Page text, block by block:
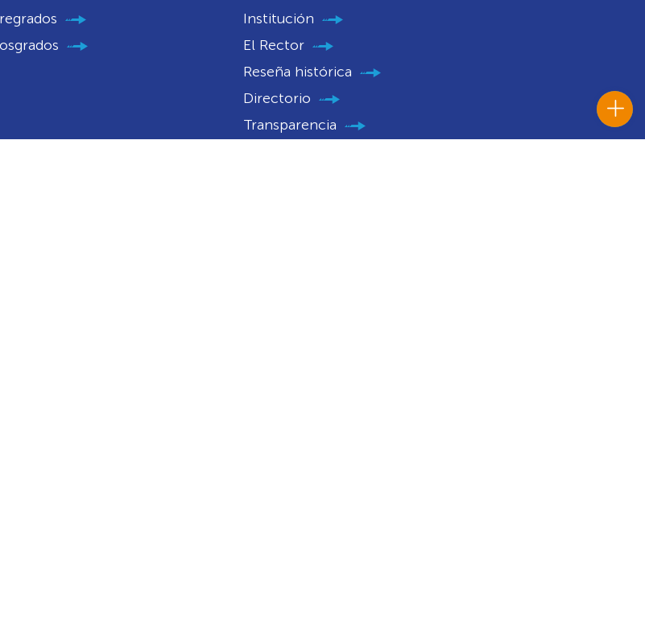
Institución
El Rector
Reseña histórica
Directorio
Transparencia